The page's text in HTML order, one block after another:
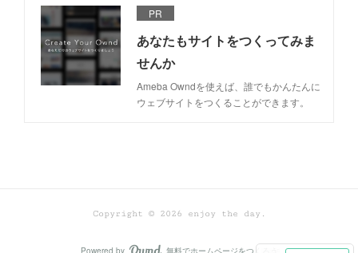
PR
あなたもサイトをつくってみま
せんか
Ameba Owndを使えば、誰でもかんたんに
ウェブサイトをつくることができます。
Copyright © 2026 enjoy the day .
Powered by 無料でホームページをつくろう